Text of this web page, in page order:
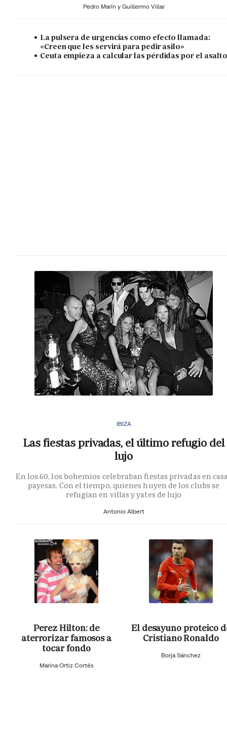
Pedro Marín y Guillermo Villar
La pulsera de urgencias como efecto llamada:
«Creen que les servirá para pedir asilo»
Ceuta empieza a calcular las pérdidas por el
IBIZA
Las fiestas privadas, el último refugio del
lujo
En los 60, los bohemios celebraban fiestas privadas en
payesas. Con el tiempo, quienes huyen de los clubs se
refugian en villas y yates de lujo
Antonio Albert
Perez Hilton: de
aterrorizar famosos a
tocar fondo
Marina Ortiz Cortés
El desayuno proteico
Cristiano Ronaldo
Borja Sánchez